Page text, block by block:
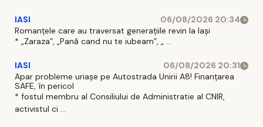
IASI
06/08/2026 20:34
Romanțele care au traversat generațiile revin la Iași
* „Zaraza”, „Pană cand nu te iubeam”, „ ...
IASI
06/08/2026 20:31
Apar probleme uriașe pe Autostrada Unirii A8! Finanțarea
SAFE, în pericol
* fostul membru al Consiliului de Administratie al CNIR,
activistul ci ...